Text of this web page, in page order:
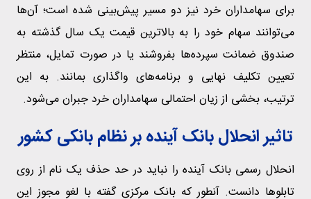
برای سهامداران خرد نیز دو مسیر پیش‌بینی شده است؛ آن‌ها
می‌توانند سهام خود را به بالاترین قیمت یک سال گذشته به
صندوق ضمانت سپرده‌ها بفروشند یا در صورت تمایل، منتظر
تعیین تکلیف نهایی و برنامه‌های واگذاری بمانند. به این
ترتیب، بخشی از زیان احتمالی سهامداران خرد جبران می‌شود.
تاثیر انحلال بانک آینده بر نظام بانکی کشور
انحلال رسمی بانک آینده را نباید در حد حذف یک نام از روی
تابلوها دانست. آنطور که بانک مرکزی گفته با لغو مجوز این